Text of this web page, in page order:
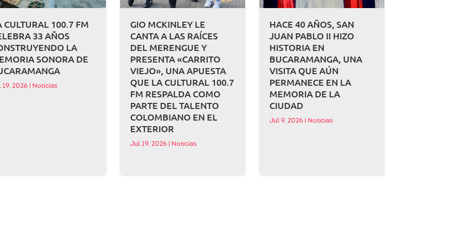
CULTURAL 100.7 FM
33 AÑOS
LA
SONORA DE
19, 2026 Noticias
GIO MCKINLEY LE
CANTA A LAS RAÍCES
DEL MERENGUE Y
PRESENTA «CARRITO
VIEJO», UNA APUESTA
QUE LA CULTURAL 100.7
FM RESPALDA COMO
PARTE DEL TALENTO
COLOMBIANO EN EL
EXTERIOR
Jul 19, 2026 Noticias
HACE 40 AÑOS, SAN
JUAN PABLO II HIZO
HISTORIA EN
BUCARAMANGA, UNA
VISITA QUE AÚN
PERMANECE EN LA
MEMORIA DE LA
CIUDAD
Jul 9, 2026 Noticias